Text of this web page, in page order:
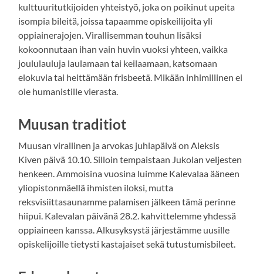
kulttuuritutkijoiden yhteistyö, joka on poikinut upeita
isompia bileitä, joissa tapaamme opiskeilijoita yli
oppiainerajojen. Virallisemman touhun lisäksi
kokoonnutaan ihan vain huvin vuoksi yhteen, vaikka
joululauluja laulamaan tai keilaamaan, katsomaan
elokuvia tai heittämään frisbeetä. Mikään inhimillinen ei
ole humanistille vierasta.
Muusan traditiot
Muusan virallinen ja arvokas juhlapäivä on Aleksis
Kiven päivä 10.10. Silloin tempaistaan Jukolan veljesten
henkeen. Ammoisina vuosina luimme Kalevalaa ääneen
yliopistonmäellä ihmisten iloksi, mutta
reksvisiittasaunamme palamisen jälkeen tämä perinne
hiipui. Kalevalan päivänä 28.2. kahvittelemme yhdessä
oppiaineen kanssa. Alkusyksystä järjestämme uusille
opiskelijoille tietysti kastajaiset sekä tutustumisbileet.